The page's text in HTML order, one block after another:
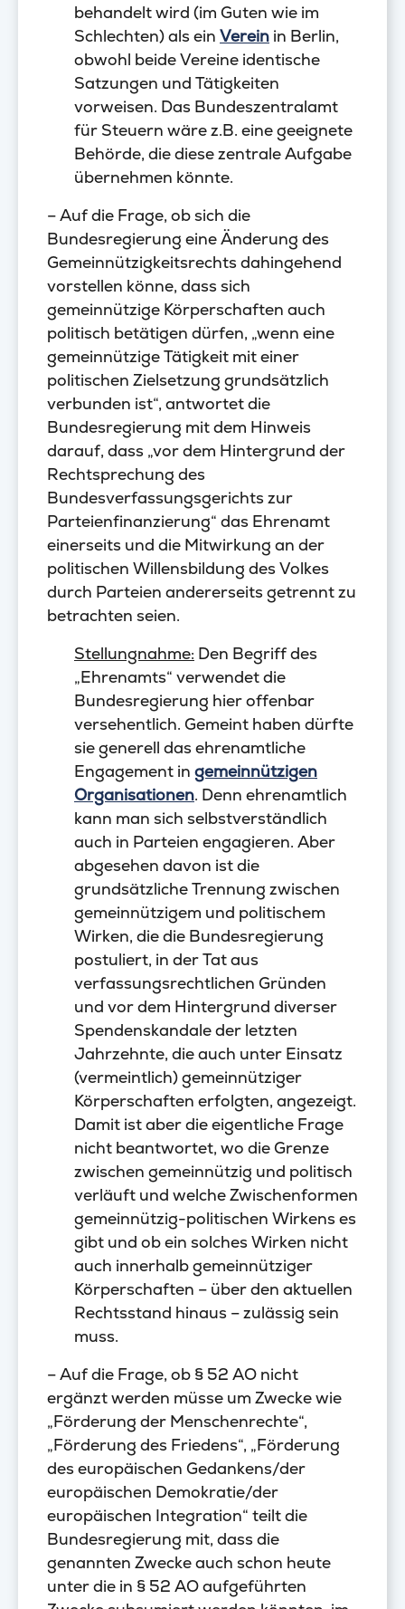
behandelt wird (im Guten wie im
Schlechten) als ein Verein in Berlin,
obwohl beide Vereine identische
Satzungen und Tätigkeiten
vorweisen. Das Bundeszentralamt
für Steuern wäre z.B. eine geeignete
Behörde, die diese zentrale Aufgabe
übernehmen könnte.
– Auf die Frage, ob sich die
Bundesregierung eine Änderung des
Gemeinnützigkeitsrechts dahingehend
vorstellen könne, dass sich
gemeinnützige Körperschaften auch
politisch betätigen dürfen, „wenn eine
gemeinnützige Tätigkeit mit einer
politischen Zielsetzung grundsätzlich
verbunden ist“, antwortet die
Bundesregierung mit dem Hinweis
darauf, dass „vor dem Hintergrund der
Rechtsprechung des
Bundesverfassungsgerichts zur
Parteienfinanzierung“ das Ehrenamt
einerseits und die Mitwirkung an der
politischen Willensbildung des Volkes
durch Parteien andererseits getrennt zu
betrachten seien.
Stellungnahme: Den Begriff des
„Ehrenamts“ verwendet die
Bundesregierung hier offenbar
versehentlich. Gemeint haben dürfte
sie generell das ehrenamtliche
Engagement in gemeinnützigen
Organisationen. Denn ehrenamtlich
kann man sich selbstverständlich
auch in Parteien engagieren. Aber
abgesehen davon ist die
grundsätzliche Trennung zwischen
gemeinnützigem und politischem
Wirken, die die Bundesregierung
postuliert, in der Tat aus
verfassungsrechtlichen Gründen
und vor dem Hintergrund diverser
Spendenskandale der letzten
Jahrzehnte, die auch unter Einsatz
(vermeintlich) gemeinnütziger
Körperschaften erfolgten, angezeigt.
Damit ist aber die eigentliche Frage
nicht beantwortet, wo die Grenze
zwischen gemeinnützig und politisch
verläuft und welche Zwischenformen
gemeinnützig-politischen Wirkens es
gibt und ob ein solches Wirken nicht
auch innerhalb gemeinnütziger
Körperschaften – über den aktuellen
Rechtsstand hinaus – zulässig sein
muss.
– Auf die Frage, ob § 52 AO nicht
ergänzt werden müsse um Zwecke wie
„Förderung der Menschenrechte“,
„Förderung des Friedens“, „Förderung
des europäischen Gedankens/der
europäischen Demokratie/der
europäischen Integration“ teilt die
Bundesregierung mit, dass die
genannten Zwecke auch schon heute
unter die in § 52 AO aufgeführten